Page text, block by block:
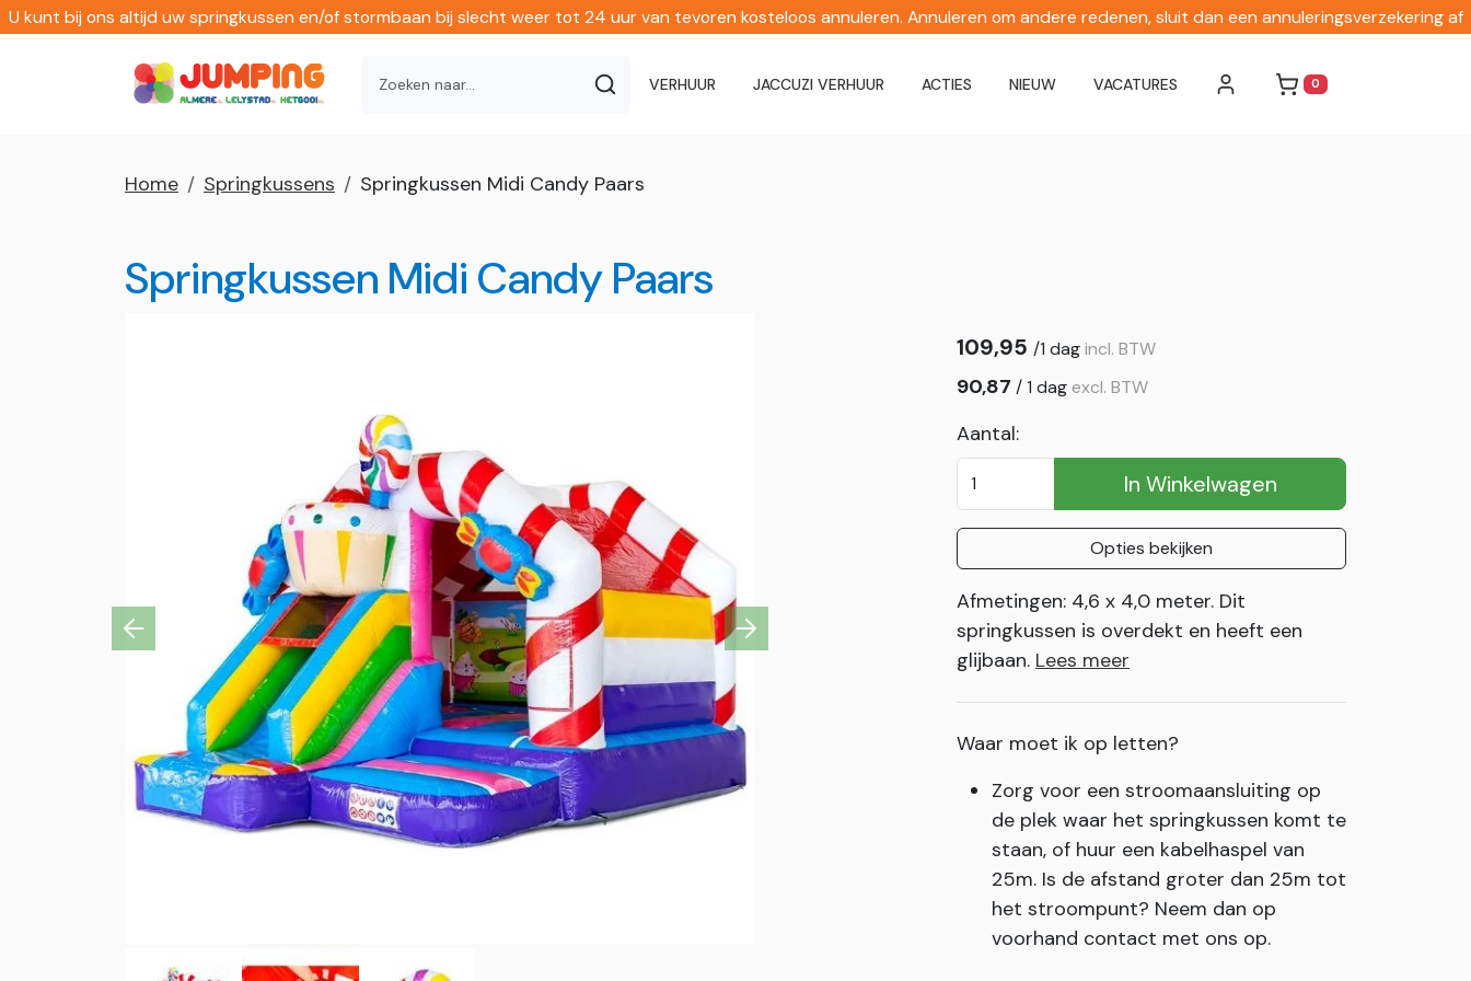
U kunt bij ons altijd uw springkussen en/of stormbaan bij slecht weer tot 24 uur van tevoren kosteloos annuleren. Annuleren om andere redenen, sluit dan een annuleringsverzekering af
VERHUUR JACCUZI VERHUUR ACTIES NIEUW VACATURES WINKELWAGEN
0
Home Springkussens Springkussen Midi Candy Paars
Springkussen Midi Candy Paars
Previous Next
109,95 /1 dagincl. BTW
90,87 /1 dag excl. BTW
Aantal:
In Winkelwagen
Opties bekijken
Afmetingen: 4,6 x 4,0 meter. Dit
springkussen is overdekt en heeft een
glijbaan. Lees meer
Waar moet ik op letten?
Zorg voor een stroomaansluiting op
de plek waar het springkussen komt te
staan, of huur een kabelhaspel van
25m. Is de afstand groter dan 25m tot
het stroompunt? Neem dan op
voorhand contact met ons op.